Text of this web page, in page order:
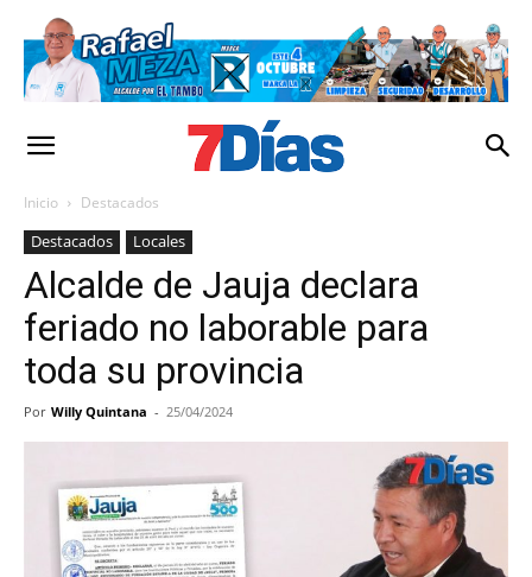
Inicio Destacados
Destacados Locales
Alcalde de Jauja declara
feriado no laborable para
toda su provincia
Por Willy Quintana - 25/04/2024